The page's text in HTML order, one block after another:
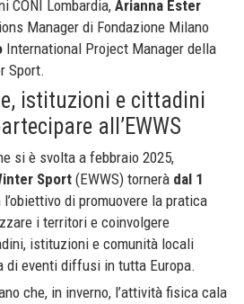
CONI Lombardia, Arianna Ester
Manager di Fondazione Milano
International Project Manager della
Sport.
istituzioni e cittadini
all’EWWS
si è svolta a febbraio 2025,
Sport (EWWS) tornerà dal 1
l’obiettivo di promuovere la pratica
i territori e coinvolgere
istituzioni e comunità locali
di eventi diffusi in tutta Europa.
che, in inverno, l’attività fisica cala